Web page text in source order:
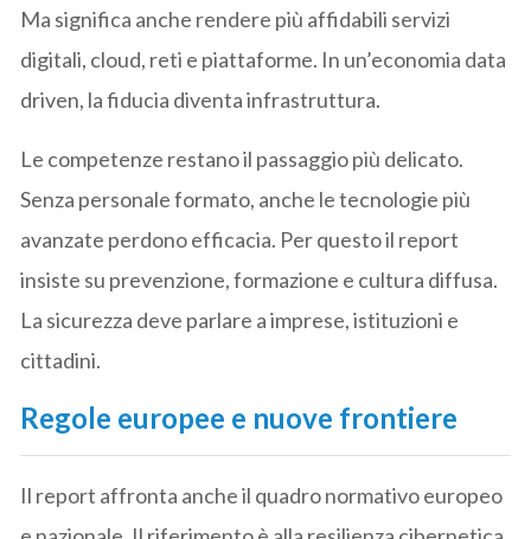
Ma significa anche rendere più affidabili servizi
digitali, cloud, reti e piattaforme. In un’economia data
driven, la fiducia diventa infrastruttura.
Le competenze restano il passaggio più delicato.
Senza personale formato, anche le tecnologie più
avanzate perdono efficacia. Per questo il report
insiste su prevenzione, formazione e cultura diffusa.
La sicurezza deve parlare a imprese, istituzioni e
cittadini.
Regole europee e nuove frontiere
Il report affronta anche il quadro normativo europeo